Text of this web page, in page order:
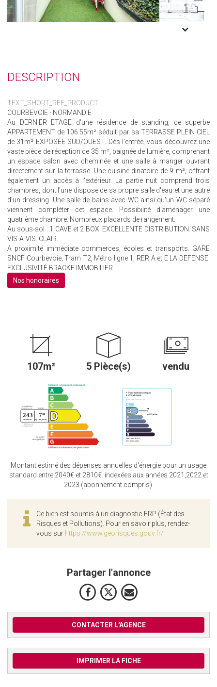
DESCRIPTION
TEXT_SHORT_REF_PRODUCT
COURBEVOIE - NORMANDIE
Au DERNIER ETAGE d'une résidence de standing, ce superbe
APPARTEMENT de 106.55m² séduit par sa TERRASSE PLEIN CIEL
de 31m² EXPOSÉE SUD/OUEST. Dès l'entrée, vous découvrez une
vaste pièce de réception de 35 m², baignée de lumière, comprenant
un espace salon avec cheminée et une salle à manger ouvrant
directement sur la terrasse. Une cuisine dinatoire de 9 m², offrant
également un accès à l'extérieur. La partie nuit comprend trois
chambres, dont l'une dispose de sa propre salle d'eau et une autre
d'un dressing. Une salle de bains avec WC ainsi qu'un WC séparé
viennent compléter cet espace. Possibilité d'aménager une
quatrième chambre. Nombreux placards de rangement.
Au sous-sol : 1 CAVE et 2 BOX. EXCELLENTE DISTRIBUTION. SANS
VIS-A-VIS. CLAIR.
A proximité immédiate commerces, écoles et transports. GARE
SNCF Courbevoie, Tram T2, Métro ligne 1, RER A et E LA DEFENSE.
EXCLUSIVITÉ BRACKE IMMOBILIER.
Nos honoraires
107m² 5 Pièce(s) vendu
Montant estimé des dépenses annuelles d'énergie pour un usage
standard entre 2040€ et 2810€. indexées aux années 2021,2022 et
2023 (abonnement compris).
Ce bien est soumis à un diagnostic ERP (État des
Risques et Pollutions). Pour en savoir plus, rendez-
vous sur https://www.georisques.gouv.fr/
Partager l'annonce
CONTACTER L'AGENCE
IMPRIMER LA FICHE